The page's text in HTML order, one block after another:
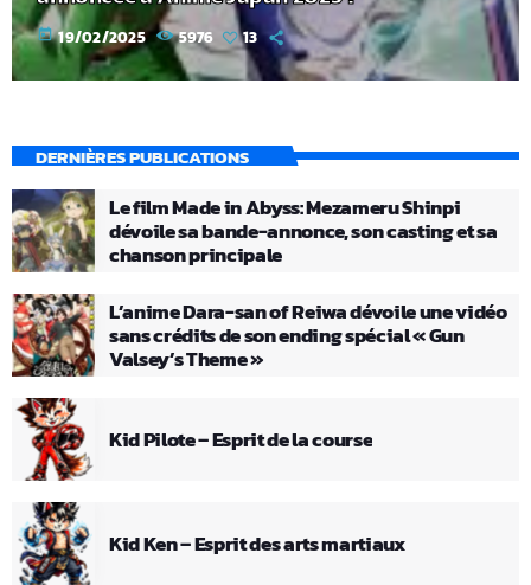
today 19/02/2025 5976 13
DERNIÈRES PUBLICATIONS
Le film Made in Abyss: Mezameru Shinpi
dévoile sa bande-annonce, son casting et sa
chanson principale
L’anime Dara-san of Reiwa dévoile une vidéo
sans crédits de son ending spécial « Gun
Valsey’s Theme »
Kid Pilote – Esprit de la course
Kid Ken – Esprit des arts martiaux